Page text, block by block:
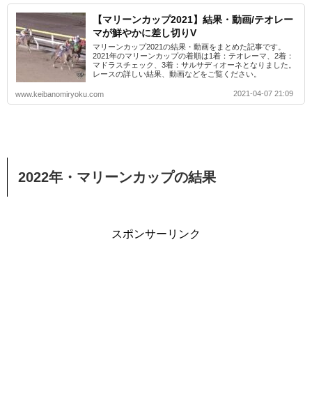
【マリーンカップ2021】結果・動画/テオレー
マが鮮やかに差し切りV
マリーンカップ2021の結果・動画をまとめた記事です。
2021年のマリーンカップの着順は1着：テオレーマ、2着：
マドラスチェック、3着：サルサディオーネとなりました。
レースの詳しい結果、動画などをご覧ください。
www.keibanomiryoku.com 2021-04-07 21:09
2022年・マリーンカップの結果
スポンサーリンク